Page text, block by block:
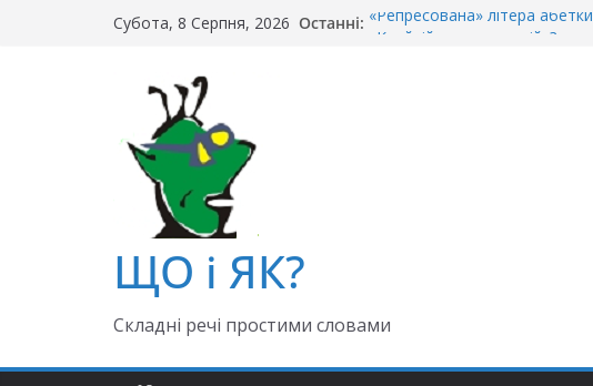
Субота, 8 Серпня, 2026 Останні: «Репресована» літера абетки
ЩО і ЯК?
Складні речі простими словами